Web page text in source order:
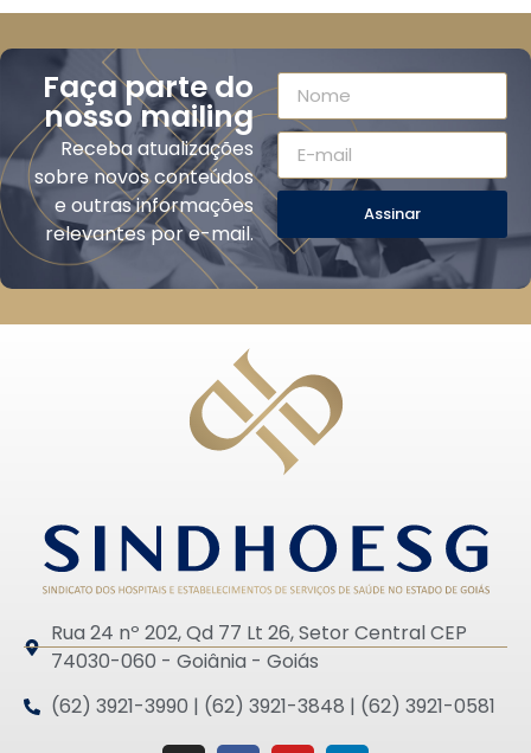
Faça parte do
nosso mailing
Receba atualizações
sobre novos conteúdos
e outras informações
relevantes por e-mail.
Assinar
Rua 24 nº 202, Qd 77 Lt 26, Setor Central CEP
74030-060 - Goiânia - Goiás
(62) 3921-3990 | (62) 3921-3848 | (62) 3921-0581